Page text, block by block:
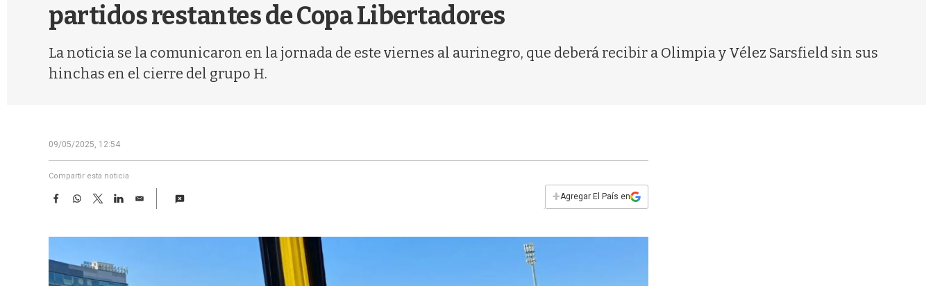
partidos restantes de Copa Libertadores
La noticia se la comunicaron en la jornada de este viernes al aurinegro, que deberá recibir a Olimpia y Vélez Sarsfield sin sus
hinchas en el cierre del grupo H.
09/05/2025, 12:54
Compartir esta noticia
F
e
o
o
W
t
A
p
T
w
t
e
r
L
k
d
I
E
i
+Agregar El País en